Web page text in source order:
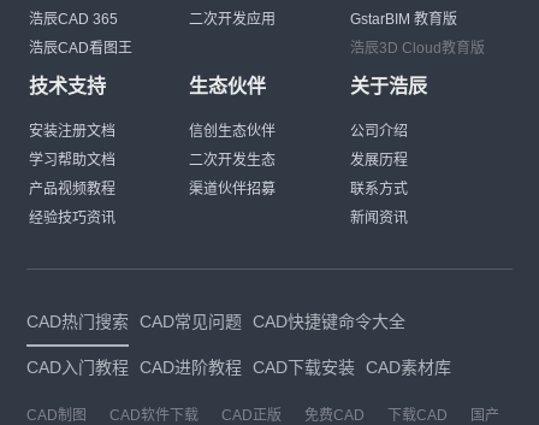
浩辰CAD 365
浩辰CAD看图王
二次开发应用
GstarBIM 教育版
浩辰3D Cloud教育版
技术支持
安装注册文档
学习帮助文档
产品视频教程
经验技巧资讯
生态伙伴
信创生态伙伴
二次开发生态
渠道伙伴招募
关于浩辰
公司介绍
发展历程
联系方式
新闻资讯
CAD热门搜索 CAD常见问题 CAD快捷键命令大全
CAD入门教程 CAD进阶教程 CAD下载安装 CAD素材库
CAD制图 CAD软件下载 CAD正版 免费CAD 下载CAD
国产